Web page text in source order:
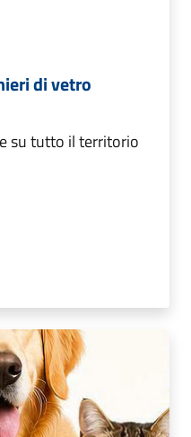
di vetro
su tutto il territorio